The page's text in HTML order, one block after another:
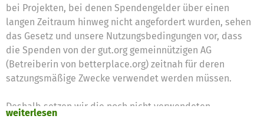
bei Projekten, bei denen Spendengelder über einen
langen Zeitraum hinweg nicht angefordert wurden, sehen
das Gesetz und unsere Nutzungsbedingungen vor, dass
die Spenden von der gut.org gemeinnützigen AG
(Betreiberin von betterplace.org) zeitnah für deren
satzungsmäßige Zwecke verwendet werden müssen.
Deshalb setzen wir die noch nicht verwendeten
weiterlesen